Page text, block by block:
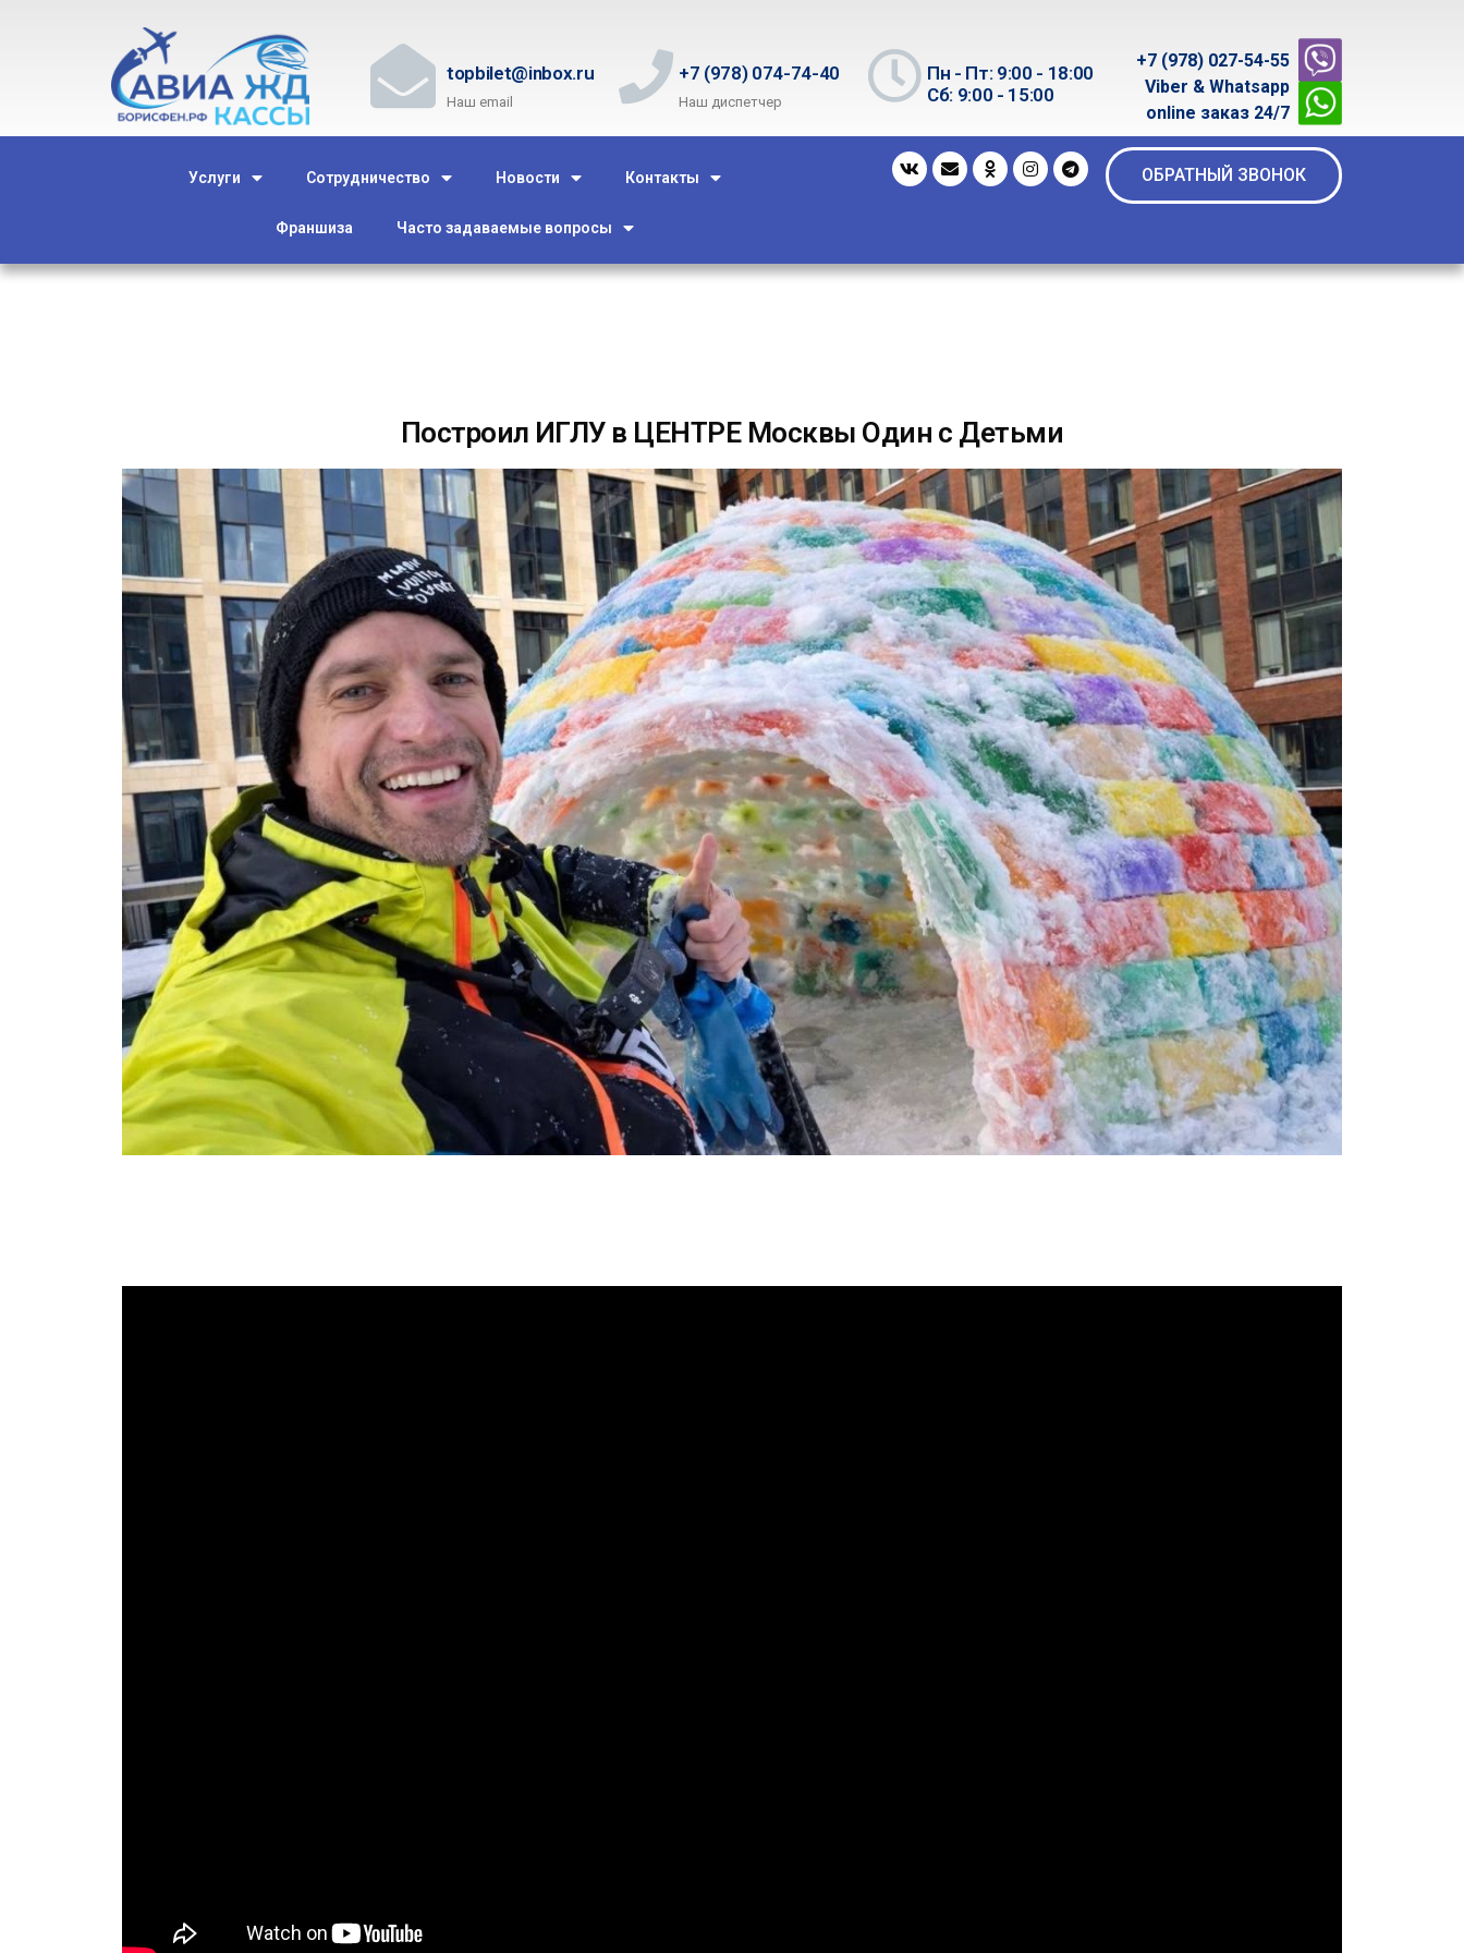
topbilet@inbox.ru
Наш email
+7 (978) 074-74-40
Наш диспетчер
Пн - Пт: 9:00 - 18:00
Сб: 9:00 - 15:00
+7 (978) 027-54-55
Viber & Whatsapp
online заказ 24/7
Услуги Сотрудничество Новости Контакты
Франшиза Часто задаваемые вопросы
ОБРАТНЫЙ ЗВОНОК
Построил ИГЛУ в ЦЕНТРЕ Москвы Один с Детьми
ОТПРАВИТЬ